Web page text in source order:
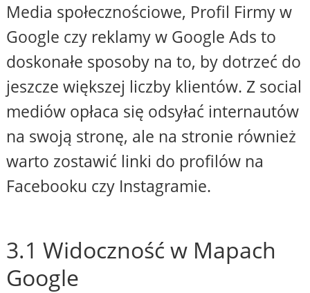
Media społecznościowe, Profil Firmy w
Google czy reklamy w Google Ads to
doskonałe sposoby na to, by dotrzeć do
jeszcze większej liczby klientów. Z social
mediów opłaca się odsyłać internautów
na swoją stronę, ale na stronie również
warto zostawić linki do profilów na
Facebooku czy Instagramie.
3.1 Widoczność w Mapach
Google